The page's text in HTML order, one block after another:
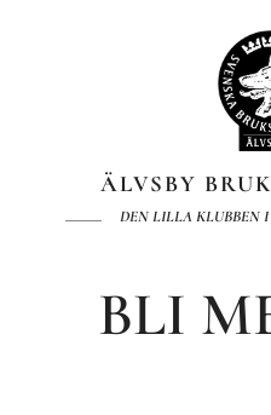
ÄLVSBY
DEN LILLA KLUBBEN I
BLI